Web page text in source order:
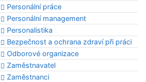
Personální práce
Personální management
Personalistika
Bezpečnost a ochrana zdraví při práci
Odborové organizace
Zaměstnavatel
Zaměstnanci